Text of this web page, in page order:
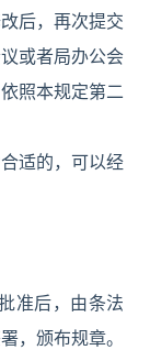
后，再次提交
或者局办公会
照本规定第二
适的，可以经
准后，由条法
，颁布规章。